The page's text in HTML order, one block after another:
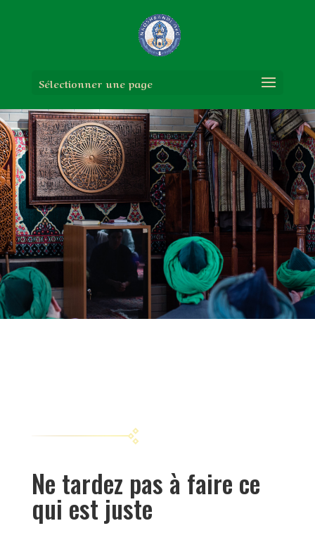
Sélectionner une page
Ne tardez pas à faire ce
qui est juste